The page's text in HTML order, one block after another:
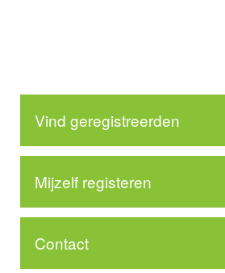
Vind geregistreerden
Mijzelf registeren
Contact